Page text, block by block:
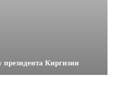
президента Киргизии